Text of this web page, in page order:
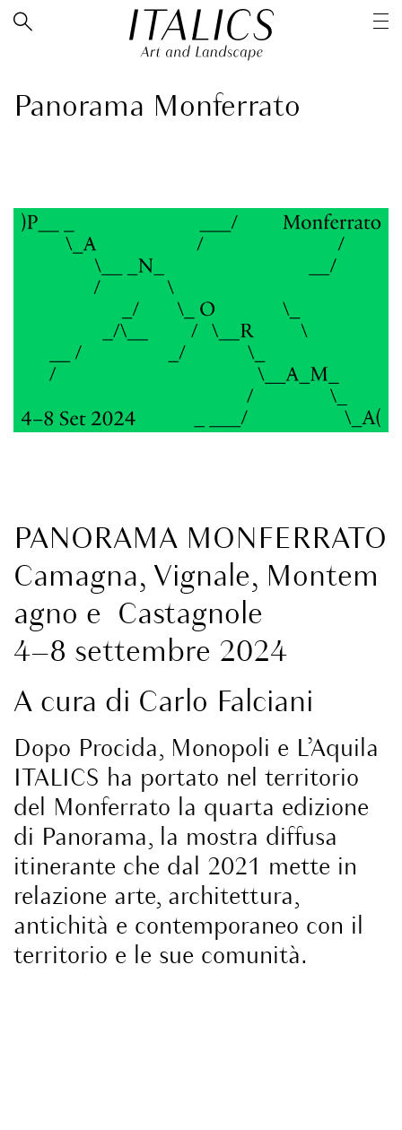
Panorama Monferrato
PANORAMA MONFERRATO
Camagna, Vignale, Montem
agno e Castagnole
4–8 settembre 2024
A cura di Carlo Falciani
Dopo Procida, Monopoli e L’Aquila
ITALICS ha portato nel territorio
del Monferrato la quarta edizione
di Panorama, la mostra diffusa
itinerante che dal 2021 mette in
relazione arte, architettura,
antichità e contemporaneo con il
territorio e le sue comunità.